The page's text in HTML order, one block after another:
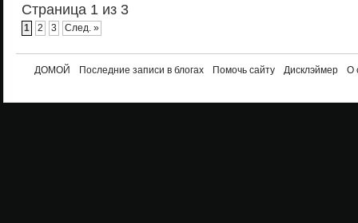
Страница 1 из 3
1 2 3 След. »
ДОМОЙ Последние записи в блогах Помочь сайту Дисклэймер О